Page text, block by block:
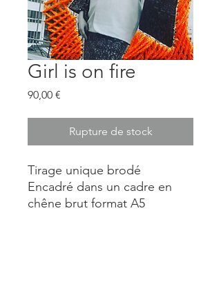
Girl is on fire
90,00 €
Rupture de stock
Tirage unique brodé
Encadré dans un cadre en
chêne brut format A5